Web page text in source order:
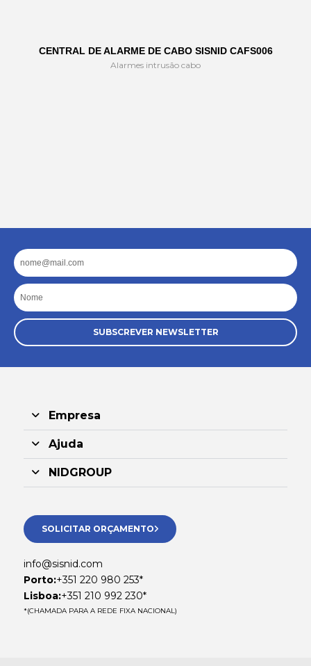
CENTRAL DE ALARME DE CABO SISNID CAFS006
Alarmes intrusão cabo
Email
Nome
SUBSCREVER NEWSLETTER
Empresa
Ajuda
NIDGROUP
SOLICITAR ORÇAMENTO
info@sisnid.com
Porto:+351 220 980 253*
Lisboa:+351 210 992 230*
*(CHAMADA PARA A REDE FIXA NACIONAL)